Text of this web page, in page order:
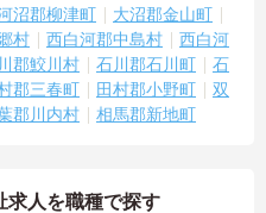
沼郡柳津町
大沼郡金山町
村 西白河郡中島村
西白河
郡鮫川村 石川郡石川町
石
郡三春町 田村郡小野町
双
郡川内村 相馬郡新地町
求人を職種で探す